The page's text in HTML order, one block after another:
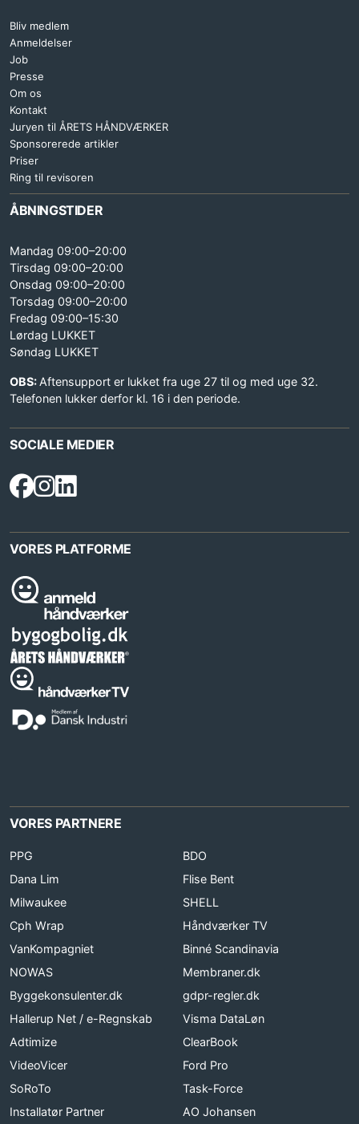
Bliv medlem
Anmeldelser
Job
Presse
Om os
Kontakt
Juryen til ÅRETS HÅNDVÆRKER
Sponsorerede artikler
Priser
Ring til revisoren
ÅBNINGSTIDER
Mandag 09:00–20:00
Tirsdag 09:00–20:00
Onsdag 09:00–20:00
Torsdag 09:00–20:00
Fredag 09:00–15:30
Lørdag LUKKET
Søndag LUKKET
OBS: Aftensupport er lukket fra uge 27 til og med uge 32.
Telefonen lukker derfor kl. 16 i den periode.
SOCIALE MEDIER
VORES PLATFORME
VORES PARTNERE
PPG
BDO
Dana Lim
Flise Bent
Milwaukee
SHELL
Cph Wrap
Håndværker TV
VanKompagniet
Binné Scandinavia
NOWAS
Membraner.dk
Byggekonsulenter.dk
gdpr-regler.dk
Hallerup Net / e-Regnskab
Visma DataLøn
Adtimize
ClearBook
VideoVicer
Ford Pro
SoRoTo
Task-Force
Installatør Partner
AO Johansen